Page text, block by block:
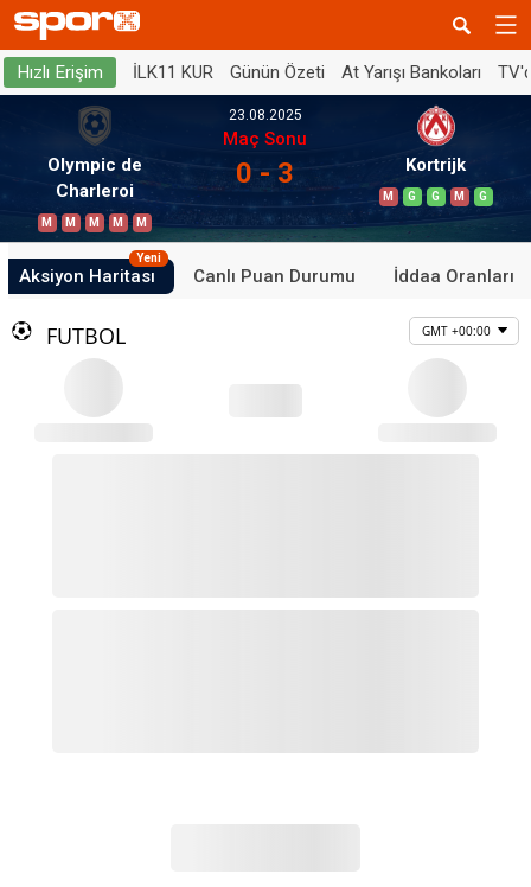
Hızlı Erişim İLK11 KUR Günün Özeti At Yarışı Bankoları
Olympic de
Charleroi
M M M M M
23.08.2025
Maç Sonu
0 - 3 Kortrijk
M G G M G
Aksiyon Haritası
Yeni
Canlı Puan Durumu İddaa Oranları
FUTBOL GMT +00:00